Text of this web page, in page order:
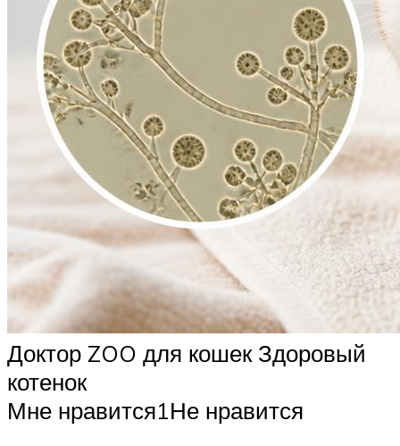
Доктор ZOO для кошек Здоровый
котенок
Мне нравится1Не нравится